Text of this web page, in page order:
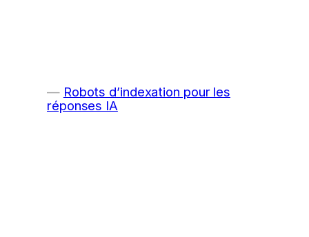
Robots d’indexation pour les
réponses IA